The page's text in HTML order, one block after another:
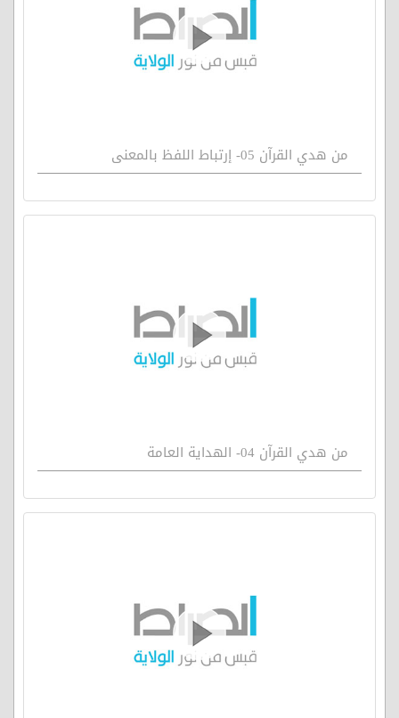
من هدي القرآن 05- إرتباط اللفظ بالمعنى
من هدي القرآن 04- الهداية العامة